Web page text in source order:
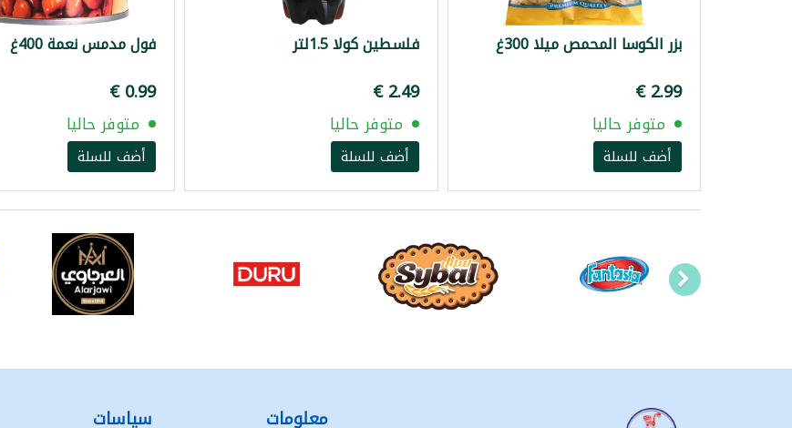
بزر الكوسا المحمص ميلا 300غ
متوفر حاليا
أضف للسلة
فلسطين كولا 1.5لتر
‏2.49 €
متوفر حاليا
أضف للسلة
فول مدمس نعمة 400غ
متوفر حاليا
أضف للسلة
معلومات سياسات